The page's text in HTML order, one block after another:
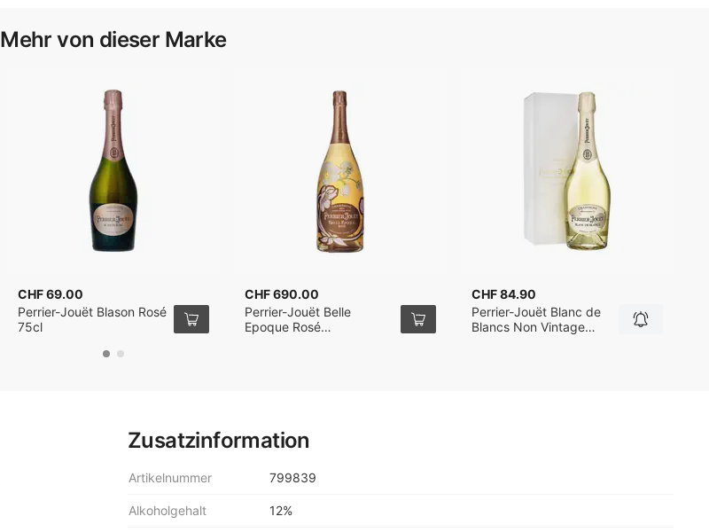
Zusatzinformation
Artikelnummer 799839
Alkoholgehalt 12%
Mehr von dieser Marke
CHF 69.00
Perrier-Jouët Blason Rosé
75cl
CHF 690.00
Perrier-Jouët Belle
Epoque Rosé
CHF 84.90
Perrier-Jouët Blanc de
Blancs Non Vintage